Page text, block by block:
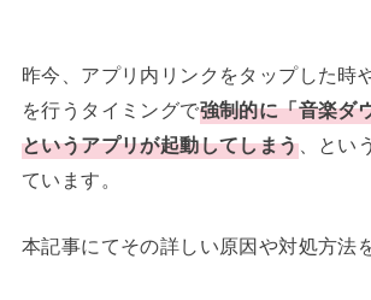
昨今、アプリ内リンクをタップした時
を行うタイミングで強制的に「音楽ダ
というアプリが起動してしまう、とい
ています。
本記事にてその詳しい原因や対処方法